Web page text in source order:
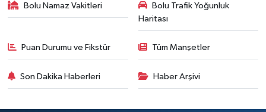
Bolu Namaz Vakitleri
Bolu Trafik Yoğunluk
Haritası
Puan Durumu ve Fikstür Tüm Manşetler
Son Dakika Haberleri Haber Arşivi